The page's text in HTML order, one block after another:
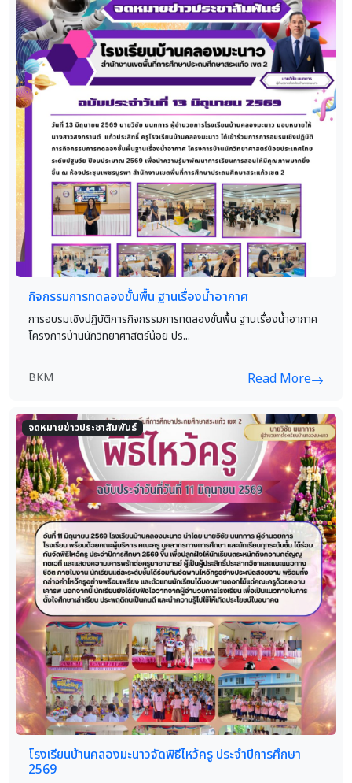
กิจกรรมการทดลองขั้นพื้น ฐานเรื่องน้ำอากาศ
การอบรมเชิงปฏิบัติการกิจกรรมการทดลองขั้นพื้น ฐานเรื่องน้ำอากาศ
โครงการบ้านนักวิทยาศาสตร์น้อย ปร...
BKM Read More
จดหมายข่าวประชาสัมพันธ์
โรงเรียนบ้านคลองมะนาวจัดพิธีไหว้ครู ประจำปีการศึกษา
2569